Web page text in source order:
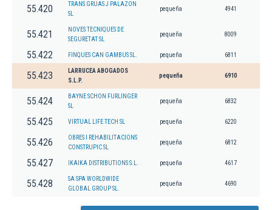
55.420
TRANS GRUAS J PALAZON
SL
pequeña 4941
55.421
NOVES TECNIQUES DE
SEGURETAT SL
pequeña 8009
55.422 FINQUES CAN GAMBUS SL. pequeña 6811
55.423
LARRUCEA ABOGADOS
S.L.P.
pequeña 6910
55.424
BAYNE SCHON FURLINGER
SL
pequeña 6832
55.425 VIRTUAL LIFE TECH SL pequeña 6220
55.426
OBRES I REHABILITACIONS
CONSTRUPIC SL
pequeña 6812
55.427 IKAIKA DISTRIBUTIONS S.L. pequeña 4617
55.428
SA SPA WORLDWIDE
GLOBAL GROUP SL.
pequeña 4690